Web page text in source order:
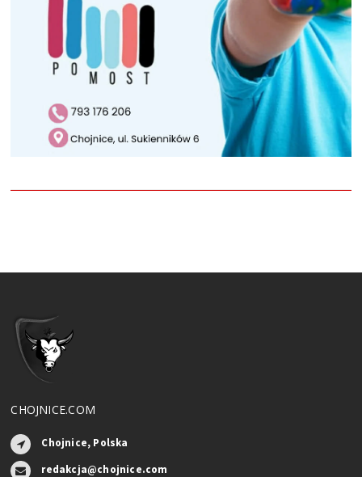
CHOJNICE.COM
Chojnice, Polska
redakcja@chojnice.com